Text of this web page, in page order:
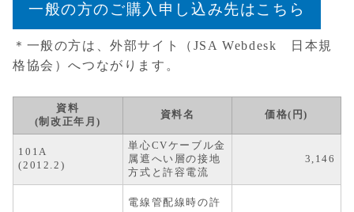
一般の方のご購入申し込み先はこちら
＊一般の方は、外部サイト（JSA Webdesk 日本規
格協会）へつながります。
資料
(制改正年月)
資料名 価格(円)
101A
(2012.2)
単心CVケーブル金
属遮へい層の接地
方式と許容電流
3,146
電線管配線時の許